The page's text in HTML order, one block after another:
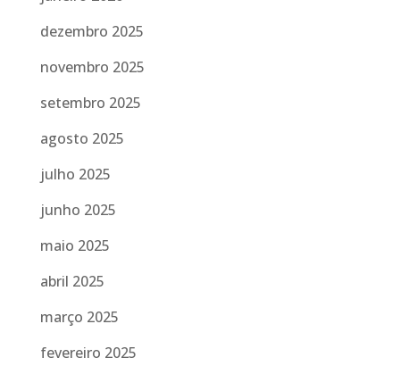
dezembro 2025
novembro 2025
setembro 2025
agosto 2025
julho 2025
junho 2025
maio 2025
abril 2025
março 2025
fevereiro 2025